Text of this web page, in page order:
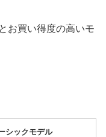
お買い得度の高いモ
シックモデル